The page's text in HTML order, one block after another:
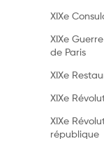
XIXe
XIXe
de Paris
XIXe
XIXe
XIXe
république